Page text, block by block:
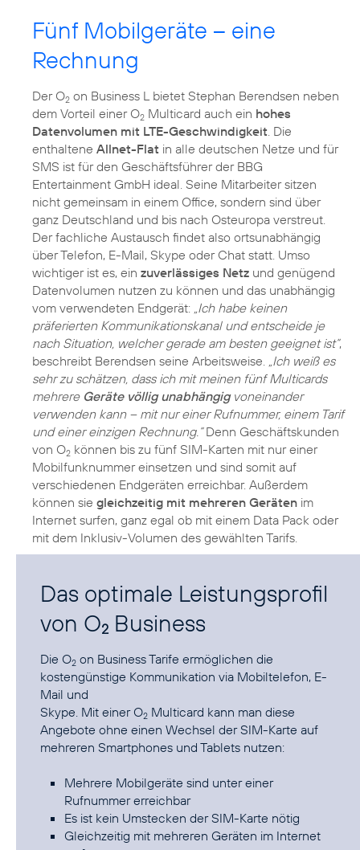
Fünf Mobilgeräte – eine
Rechnung
Der O2 on Business L bietet Stephan Berendsen neben
dem Vorteil einer O2 Multicard auch ein hohes
Datenvolumen mit LTE-Geschwindigkeit. Die
enthaltene Allnet-Flat in alle deutschen Netze und für
SMS ist für den Geschäftsführer der BBG
Entertainment GmbH ideal. Seine Mitarbeiter sitzen
nicht gemeinsam in einem Office, sondern sind über
ganz Deutschland und bis nach Osteuropa verstreut.
Der fachliche Austausch findet also ortsunabhängig
über Telefon, E-Mail, Skype oder Chat statt. Umso
wichtiger ist es, ein zuverlässiges Netz und genügend
Datenvolumen nutzen zu können und das unabhängig
vom verwendeten Endgerät: „Ich habe keinen
präferierten Kommunikationskanal und entscheide je
nach Situation, welcher gerade am besten geeignet ist“,
beschreibt Berendsen seine Arbeitsweise. „Ich weiß es
sehr zu schätzen, dass ich mit meinen fünf Multicards
mehrere Geräte völlig unabhängigvoneinander
verwenden kann – mit nur einer Rufnummer, einem Tarif
und einer einzigen Rechnung.“Denn Geschäftskunden
von O2 können bis zu fünf SIM-Karten mit nur einer
Mobilfunknummer einsetzen und sind somit auf
verschiedenen Endgeräten erreichbar. Außerdem
können sie gleichzeitig mit mehreren Geräten im
Internet surfen, ganz egal ob mit einem Data Pack oder
mit dem Inklusiv-Volumen des gewählten Tarifs.
Das optimale Leistungsprofil
von O2 Business
Die O2 on Business Tarife ermöglichen die
kostengünstige Kommunikation via Mobiltelefon, E-
Mail und
Skype. Mit einer O2 Multicard kann man diese
Angebote ohne einen Wechsel der SIM-Karte auf
mehreren Smartphones und Tablets nutzen:
Mehrere Mobilgeräte sind unter einer
Rufnummer erreichbar
Es ist kein Umstecken der SIM-Karte nötig
Gleichzeitig mit mehreren Geräten im Internet